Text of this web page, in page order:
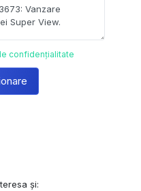
confidențialitate
și: